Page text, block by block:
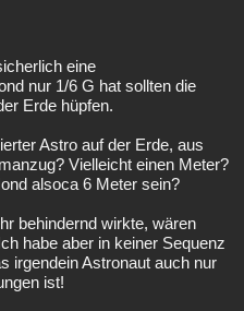
eine
nur 1/6 G hat sollten die
Erde hüpfen.
Astro auf der Erde, aus
Vielleicht einen Meter?
alsoca 6 Meter sein?
behindernd wirkte, wären
habe aber in keiner Sequenz
irgendein Astronaut auch nur
ist!